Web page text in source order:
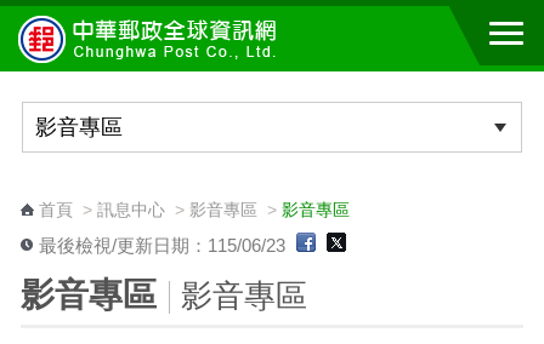
跳到主要內容區塊
首頁> 訊息中心> 影音專區 > 影音專區
最後檢視/更新日期：115/06/23
影音專區 影音專區